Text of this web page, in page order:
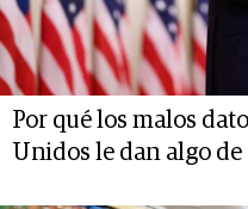
Por qué los malos
Unidos le dan algo